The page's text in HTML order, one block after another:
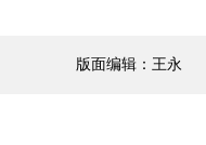
版面编辑：王永